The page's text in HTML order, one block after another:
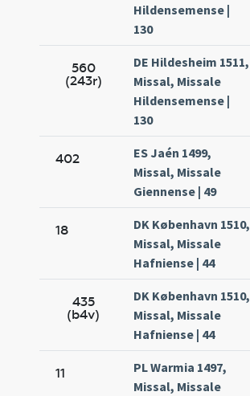
Hildensemense |
130
560
(243r)
DE Hildesheim 1511,
Missal, Missale
Hildensemense |
130
402
ES Jaén 1499,
Missal, Missale
Giennense | 49
18
DK København 1510,
Missal, Missale
Hafniense | 44
435
(b4v)
DK København 1510,
Missal, Missale
Hafniense | 44
11
PL Warmia 1497,
Missal, Missale